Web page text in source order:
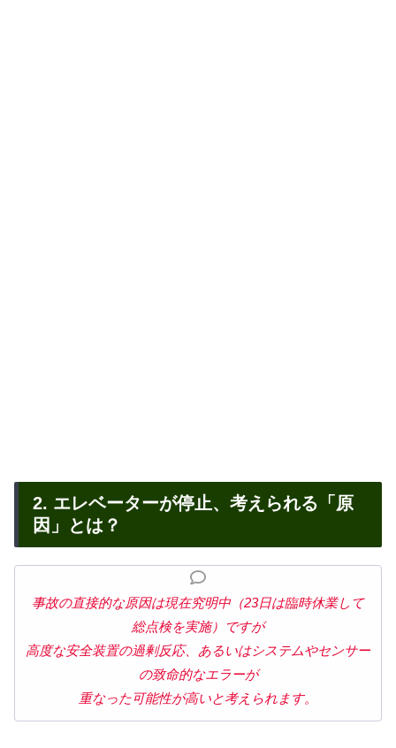
2. エレベーターが停止、考えられる「原
因」とは？
事故の直接的な原因は現在究明中（23日は臨時休業して
総点検を実施）ですが
高度な安全装置の過剰反応、あるいはシステムやセンサー
の致命的なエラーが
重なった可能性が高いと考えられます。